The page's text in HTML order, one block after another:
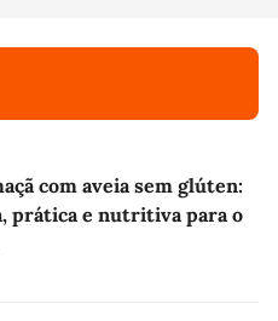
com aveia sem glúten:
prática e nutritiva para o